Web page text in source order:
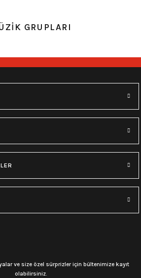
715,00₺
2XL 4XL
GRUPLARI
ve size özel sürprizler için bültenimize kayıt
olabilirsiniz.